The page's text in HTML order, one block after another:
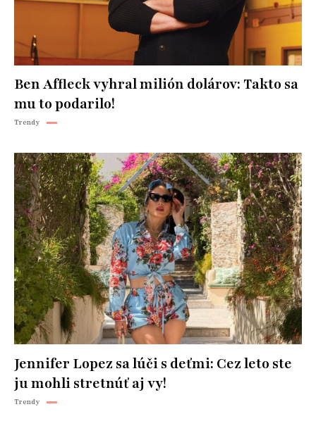
Ben Affleck vyhral milión dolárov: Takto sa
mu to podarilo!
Trendy
Jennifer Lopez sa lúči s deťmi: Cez leto ste
ju mohli stretnúť aj vy!
Trendy